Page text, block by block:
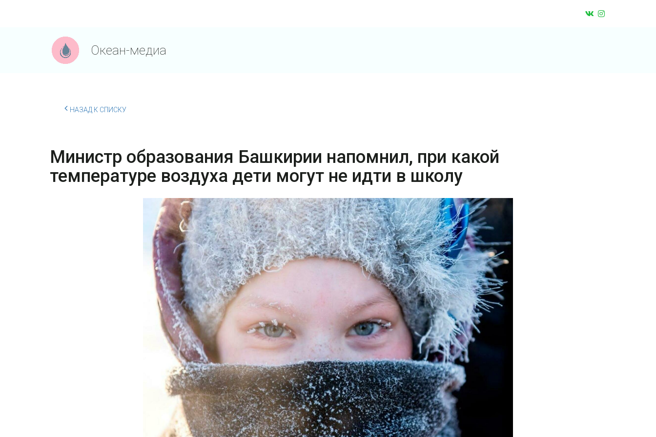
Океан-медиа
НАЗАД К СПИСКУ
Министр образования Башкирии напомнил, при какой
температуре воздуха дети могут не идти в школу